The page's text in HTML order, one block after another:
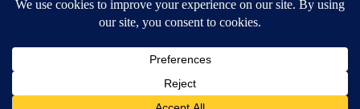
DOWNLOAD: KTVZ APPS